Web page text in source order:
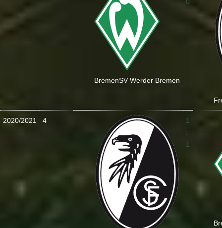
BremenSV Werder Bremen
0
2020/2021 4
1
:
1